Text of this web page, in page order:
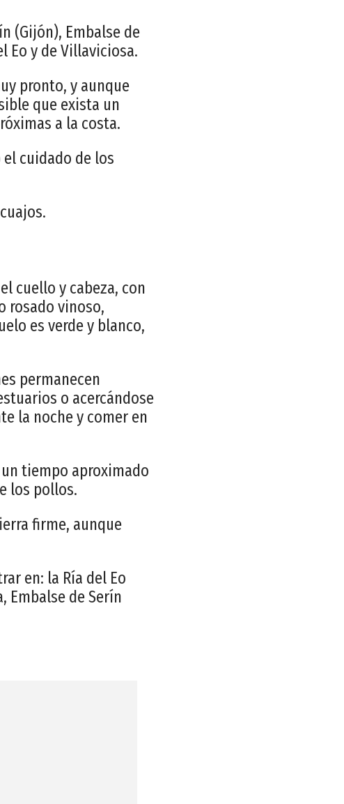
(Gijón), Embalse de
Eo y de Villaviciosa.
pronto, y aunque
que exista un
a la costa.
el cuidado de los
cuello y cabeza, con
rosado vinoso,
es verde y blanco,
permanecen
o acercándose
la noche y comer en
tiempo aproximado
los pollos.
firme, aunque
en: la Ría del Eo
Embalse de Serín